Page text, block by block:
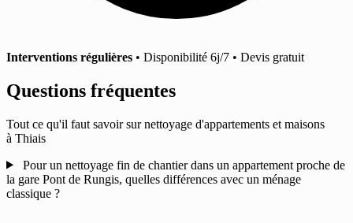
Interventions régulières • Disponibilité 6j/7 • Devis gratuit
Questions fréquentes
Tout ce qu'il faut savoir sur nettoyage d'appartements et maisons
à Thiais
Pour un nettoyage fin de chantier dans un appartement proche de
la gare Pont de Rungis, quelles différences avec un ménage
classique ?